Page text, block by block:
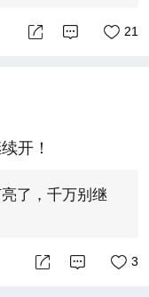
21
开！
了，千万别继
3